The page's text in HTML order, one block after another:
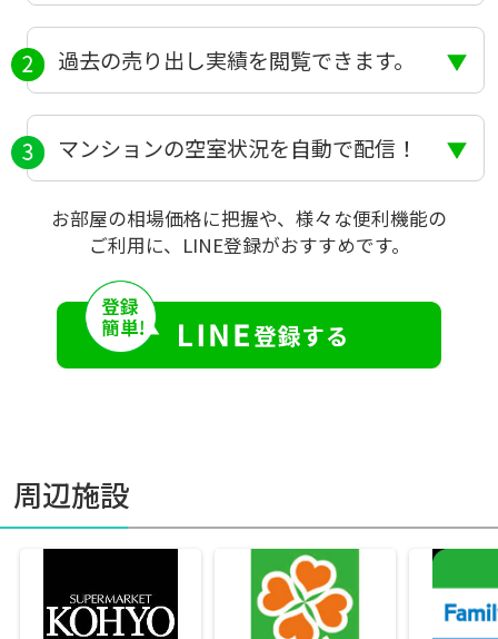
過去の売り出し実績を閲覧できます。
マンションの空室状況を自動で配信！
お部屋の相場価格に把握や、様々な便利機能の
ご利用に、LINE登録がおすすめです。
周辺施設